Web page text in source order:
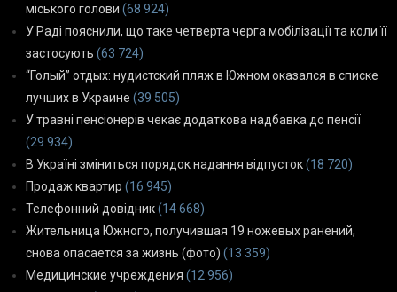
міського голови (68 924)
У Раді пояснили, що таке четверта черга мобілізації та коли її
застосують (63 724)
“Голый” отдых: нудистский пляж в Южном оказался в списке
лучших в Украине (39 505)
У травні пенсіонерів чекає додаткова надбавка до пенсії
(29 934)
В Україні зміниться порядок надання відпусток(18 720)
Продаж квартир (16 945)
Телефонний довідник(14 668)
Жительница Южного, получившая 19 ножевых ранений,
снова опасается за жизнь (фото) (13 359)
Медицинские учреждения (12 956)